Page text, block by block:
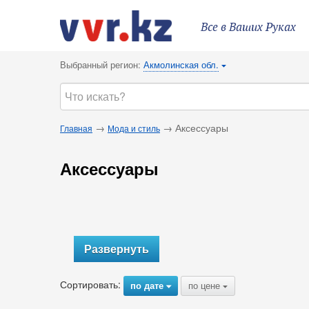
Все в Ваших Руках
Выбранный регион: Акмолинская обл. {
Главная → Мода и стиль → Аксессуары
Аксессуары
Развернуть
Сортировать: по дате{ по цене {